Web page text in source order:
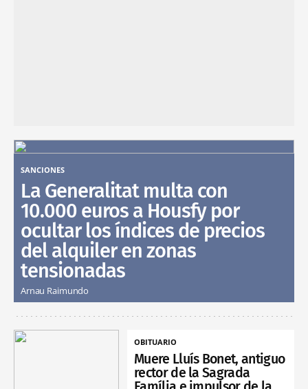
SANCIONES
La Generalitat multa con
10.000 euros a Housfy por
ocultar los índices de precios
del alquiler en zonas
tensionadas
Arnau Raimundo
OBITUARIO
Muere Lluís Bonet, antiguo
rector de la Sagrada